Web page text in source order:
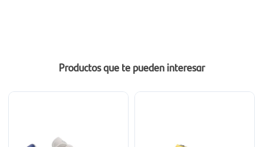
Productos que te pueden interesar